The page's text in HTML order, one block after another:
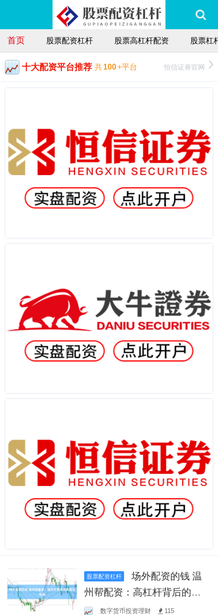
首页 股票配资杠杆 股票高杠杆配资 股票杠
十大配资平台推荐 共100+平台 恒信证券官网
股票配资杠杆
场外配资的钱 温
州帮配资：高杠杆背后的风
险与机遇
数字货币投资理财 115